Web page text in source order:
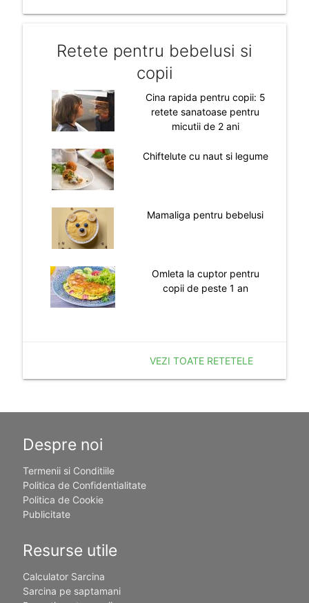
Retete pentru bebelusi si
copii
Cina rapida pentru copii: 5
retete sanatoase pentru
micutii de 2 ani
Chiftelute cu naut si legume
Mamaliga pentru bebelusi
Omleta la cuptor pentru
copii de peste 1 an
VEZI TOATE RETETELE
Despre noi
Termenii si Conditiile
Politica de Confidentialitate
Politica de Cookie
Publicitate
Resurse utile
Calculator Sarcina
Sarcina pe saptamani